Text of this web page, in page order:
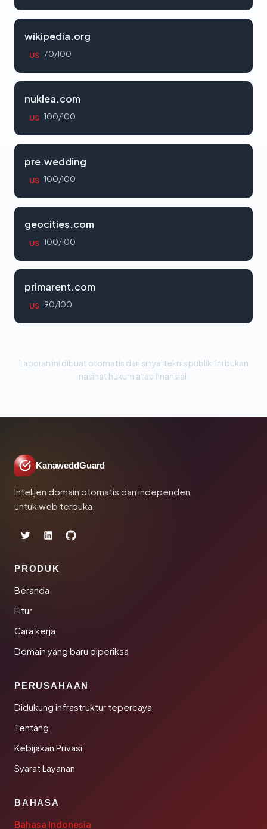
wikipedia.org
US 70/100
nuklea.com
US 100/100
pre.wedding
US 100/100
geocities.com
US 100/100
primarent.com
US 90/100
Laporan ini dibuat otomatis dari sinyal teknis publik. Ini bukan
nasihat hukum atau finansial.
KanaweddGuard
Intelijen domain otomatis dan independen
untuk web terbuka.
PRODUK
Beranda
Fitur
Cara kerja
Domain yang baru diperiksa
PERUSAHAAN
Didukung infrastruktur tepercaya
Tentang
Kebijakan Privasi
Syarat Layanan
BAHASA
Bahasa Indonesia